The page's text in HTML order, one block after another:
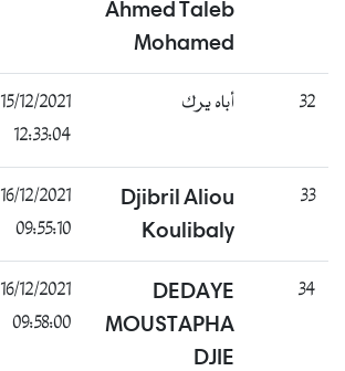
Ahmed Taleb
Mohamed
32 أباه يرك
15/12/2021
12:33:04
33
Djibril Aliou
Koulibaly
16/12/2021
09:55:10
34
DEDAYE
MOUSTAPHA
DJIE
16/12/2021
09:58:00